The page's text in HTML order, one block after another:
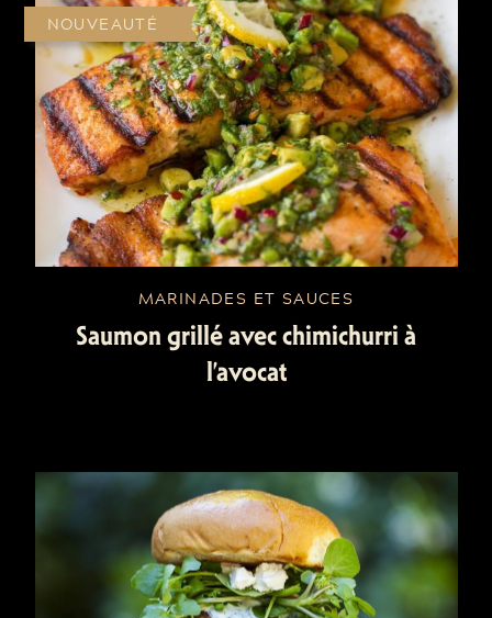
NOUVEAUTÉ
MARINADES ET SAUCES
Saumon grillé avec chimichurri à
l’avocat